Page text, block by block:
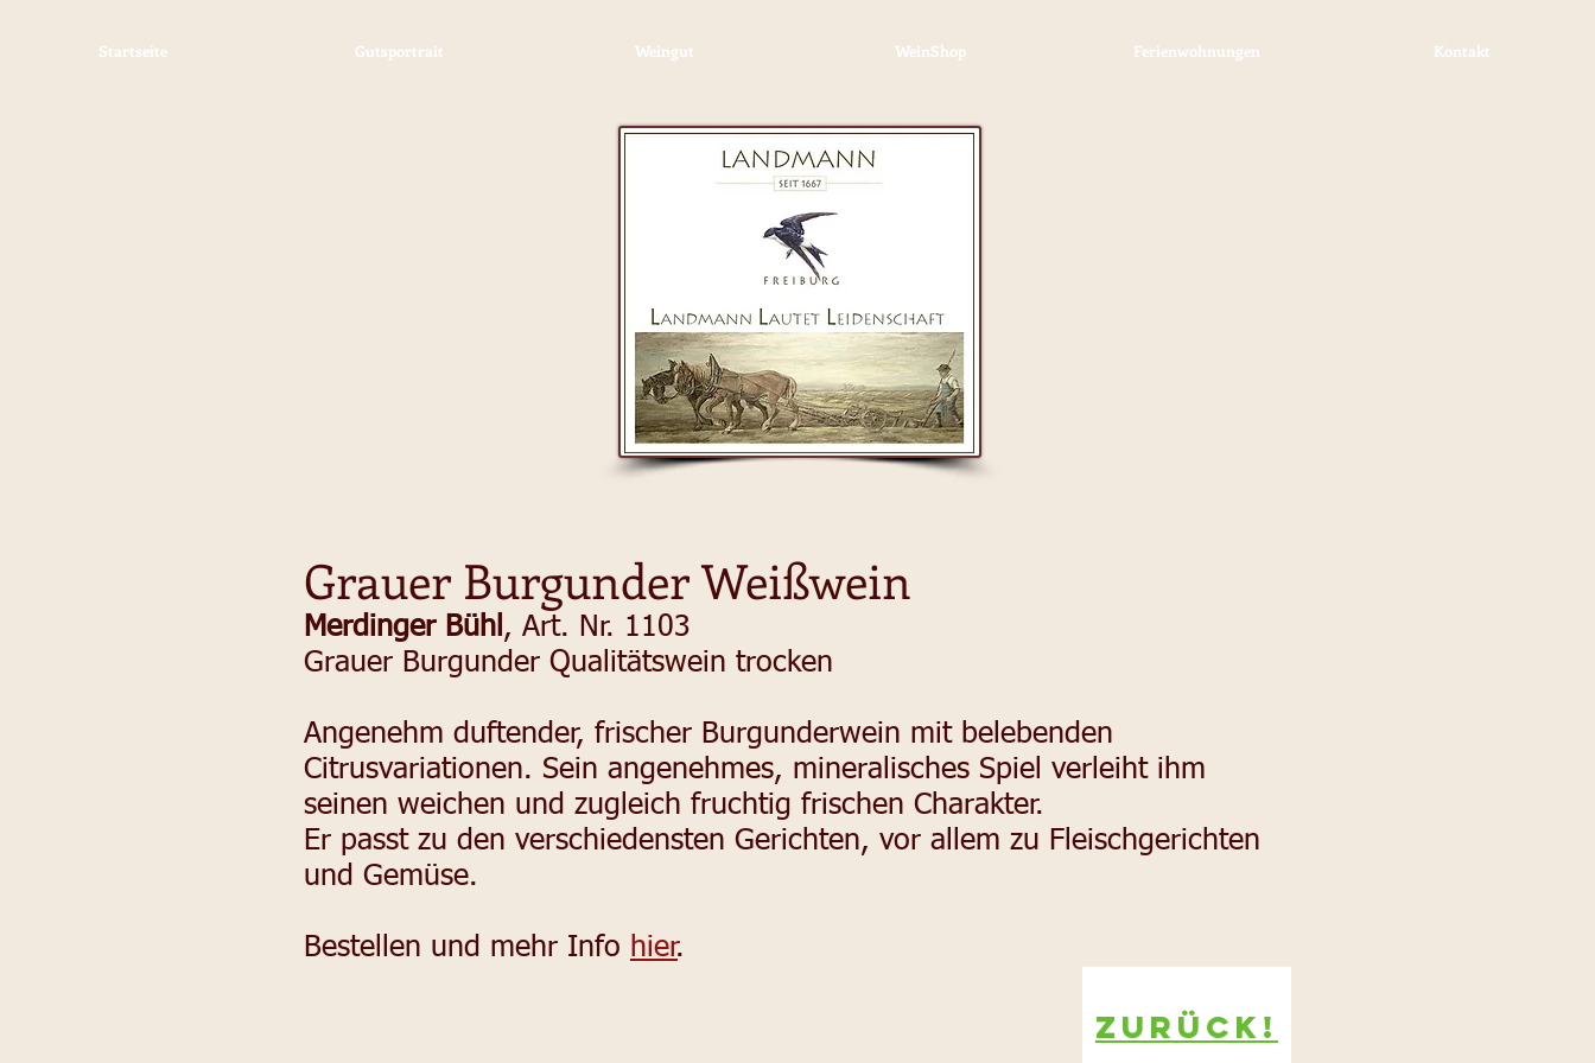
Startseite Gutsportrait Weingut WeinShop Ferienwohnungen Kontakt
Grauer Burgunder Weißwein
Merdinger Bühl, Art. Nr. 1103
Grauer Burgunder Qualitätswein trocken
Angenehm duftender, frischer Burgunderwein mit belebenden
Citrusvariationen. Sein angenehmes, mineralisches Spiel verleiht ihm
seinen weichen und zugleich fruchtig frischen Charakter.
Er passt zu den verschiedensten Gerichten, vor allem zu Fleischgerichten
und Gemüse.
Bestellen und mehr Info hier.
Zurück!